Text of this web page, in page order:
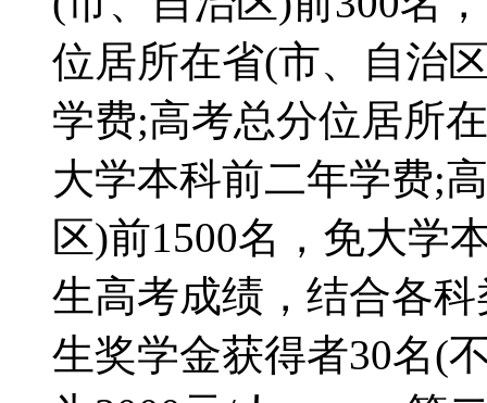
位居所在省(市、自治
学费;高考总分位居所
大学本科前二年学费;
区)前1500名，免大
生高考成绩，结合各
生奖学金获得者30名(